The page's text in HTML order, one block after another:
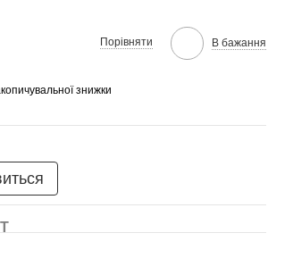
Порівняти В бажання
знижки